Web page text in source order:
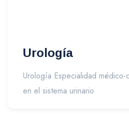
Urología
Urología Especialidad
en el sistema urinario